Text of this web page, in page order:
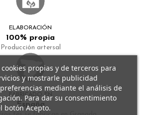
ELABORACIÓN
100% propia
Producción artersal
FABRICADO EN
España
propias y de terceros para
y mostrarle publicidad
mediante el análisis de
Para dar su consentimiento
botón Acepto.